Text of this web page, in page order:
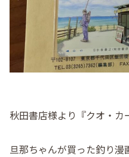
秋田書店様より『クオ・カ
旦那ちゃんが買った釣り